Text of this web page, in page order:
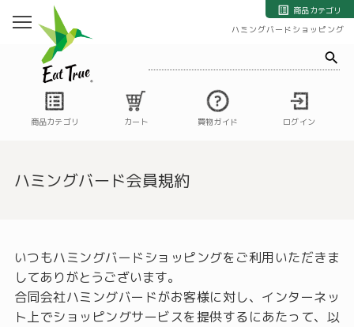
商品カテゴリ
ハミングバードショッピング
商品カテゴリ カート 買物ガイド ログイン
ハミングバード会員規約
いつもハミングバードショッピングをご利用いただきま
してありがとうございます。
合同会社ハミングバードがお客様に対し、インターネッ
ト上でショッピングサービスを提供するにあたって、以